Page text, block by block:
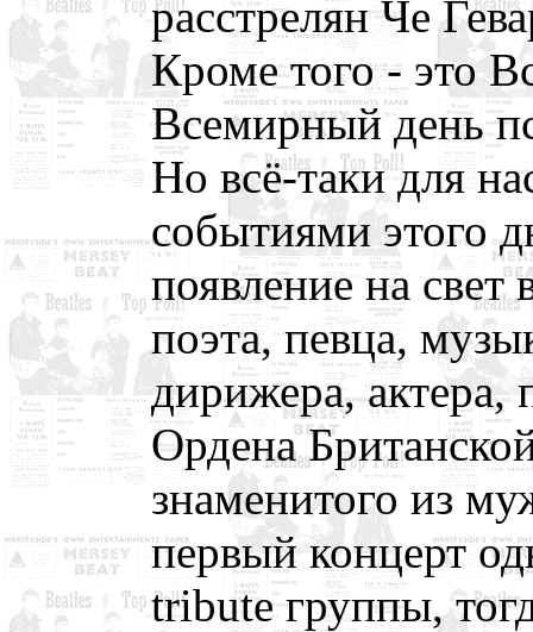
расстрелян Че
Кроме того - это
Всемирный день
Но всё-таки для
событиями этого
появление на свет
поэта, певца,
дирижера, актера,
Ордена
знаменитого из
первый концерт
tribute группы,